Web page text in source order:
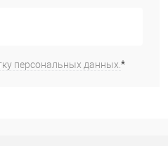
персональных данных.*